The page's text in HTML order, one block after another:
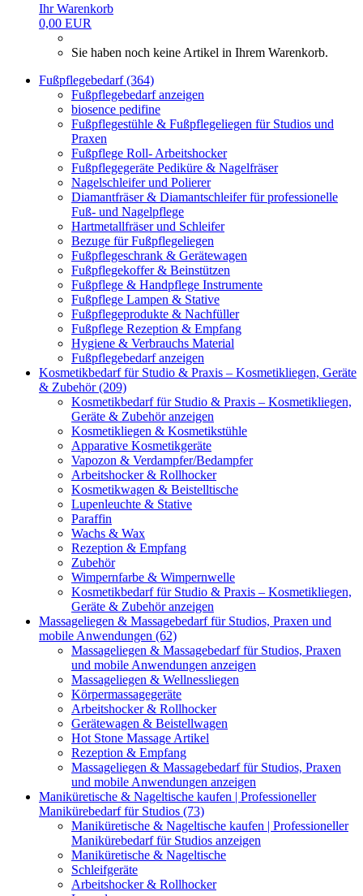
Ihr Warenkorb
0,00 EUR
Sie haben noch keine Artikel in Ihrem Warenkorb.
Fußpflegebedarf (364)
Fußpflegebedarf anzeigen
biosence pedifine
Fußpflegestühle & Fußpflegeliegen für Studios und
Praxen
Fußpflege Roll- Arbeitshocker
Fußpflegegeräte Pediküre & Nagelfräser
Nagelschleifer und Polierer
Diamantfräser & Diamantschleifer für professionelle
Fuß- und Nagelpflege
Hartmetallfräser und Schleifer
Bezuge für Fußpflegeliegen
Fußpflegeschrank & Gerätewagen
Fußpflegekoffer & Beinstützen
Fußpflege & Handpflege Instrumente
Fußpflege Lampen & Stative
Fußpflegeprodukte & Nachfüller
Fußpflege Rezeption & Empfang
Hygiene & Verbrauchs Material
Fußpflegebedarf anzeigen
Kosmetikbedarf für Studio & Praxis – Kosmetikliegen, Geräte
& Zubehör (209)
Kosmetikbedarf für Studio & Praxis – Kosmetikliegen,
Geräte & Zubehör anzeigen
Kosmetikliegen & Kosmetikstühle
Apparative Kosmetikgeräte
Vapozon & Verdampfer/Bedampfer
Arbeitshocker & Rollhocker
Kosmetikwagen & Beistelltische
Lupenleuchte & Stative
Paraffin
Wachs & Wax
Rezeption & Empfang
Zubehör
Wimpernfarbe & Wimpernwelle
Kosmetikbedarf für Studio & Praxis – Kosmetikliegen,
Geräte & Zubehör anzeigen
Massageliegen & Massagebedarf für Studios, Praxen und
mobile Anwendungen (62)
Massageliegen & Massagebedarf für Studios, Praxen
und mobile Anwendungen anzeigen
Massageliegen & Wellnessliegen
Körpermassagegeräte
Arbeitshocker & Rollhocker
Gerätewagen & Beistellwagen
Hot Stone Massage Artikel
Rezeption & Empfang
Massageliegen & Massagebedarf für Studios, Praxen
und mobile Anwendungen anzeigen
Maniküretische & Nageltische kaufen | Professioneller
Manikürebedarf für Studios (73)
Maniküretische & Nageltische kaufen | Professioneller
Manikürebedarf für Studios anzeigen
Maniküretische & Nageltische
Schleifgeräte
Arbeitshocker & Rollhocker